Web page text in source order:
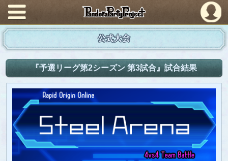
PandoraPartyProject
公式大会
『予選リーグ第2シーズン 第3試合』試合結果